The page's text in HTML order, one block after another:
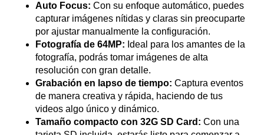
Auto Focus: Con su enfoque automático, puedes
capturar imágenes nítidas y claras sin preocuparte
por ajustar manualmente la configuración.
Fotografía de 64MP: Ideal para los amantes de la
fotografía, podrás tomar imágenes de alta
resolución con gran detalle.
Grabación en lapso de tiempo: Captura eventos
de manera creativa y rápida, haciendo de tus
videos algo único y dinámico.
Tamaño compacto con 32G SD Card: Con una